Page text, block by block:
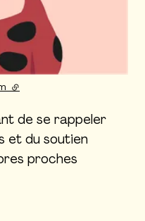
de se rappeler
et du soutien
proches
(lien externe)